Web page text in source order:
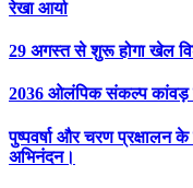
रेखा आर्या
29 अगस्त से शुरू होगा खेल
2036 ओलंपिक संकल्प कांवड़
पुष्पवर्षा और चरण प्रक्षालन
अभिनंदन।